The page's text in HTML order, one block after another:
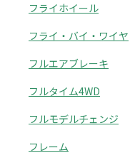
フライホイール
フライ・バイ・ワイヤ
フルエアブレーキ
フルタイム4WD
フルモデルチェンジ
フレーム